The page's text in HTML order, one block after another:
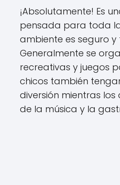
¡Absolutamente! Es
pensada para toda
ambiente es seguro y
Generalmente se
recreativas y juegos
chicos también
diversión mientras
de la música y la